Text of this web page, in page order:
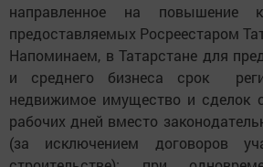
направленное на повышение
предоставляемых Росреестаром
Напоминаем, в Татарстане для
и среднего бизнеса срок
недвижимое имущество и сделок
рабочих дней вместо
(за исключением договоров